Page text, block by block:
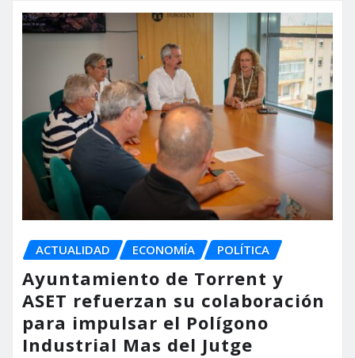
ACTUALIDAD ECONOMÍA POLÍTICA
Ayuntamiento de Torrent y
ASET refuerzan su colaboración
para impulsar el Polígono
Industrial Mas del Jutge